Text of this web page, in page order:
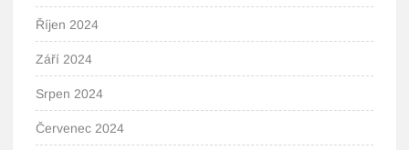
Říjen 2024
Září 2024
Srpen 2024
Červenec 2024